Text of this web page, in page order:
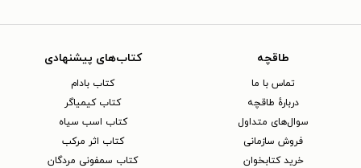
طاقچه
تماس با ما
دربارهٔ طاقچه
سوال‌های متداول
فروش سازمانی
خرید کتابخوان
کتاب‌های پیشنهادی
کتاب بادام
کتاب کیمیاگر
کتاب اسب سیاه
کتاب اثر مرکب
کتاب سمفونی مردگان